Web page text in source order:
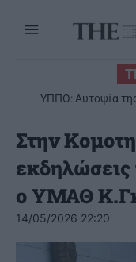
ΥΠΠΟ: Αυτοψία
Στην
ο ΥΜΑΘ
14/05/2026 22:20